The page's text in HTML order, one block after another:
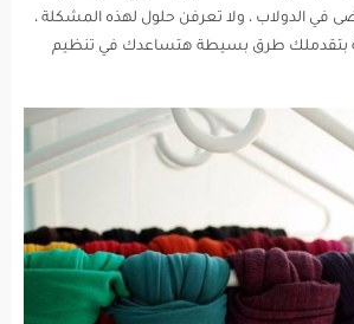
في الدولاب ، ولا تعرفن حلول لهذه المشكلة ،
بتقدملك طرق بسيطة هتساعدك في تنظيم